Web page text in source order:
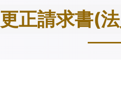
更正請求書(